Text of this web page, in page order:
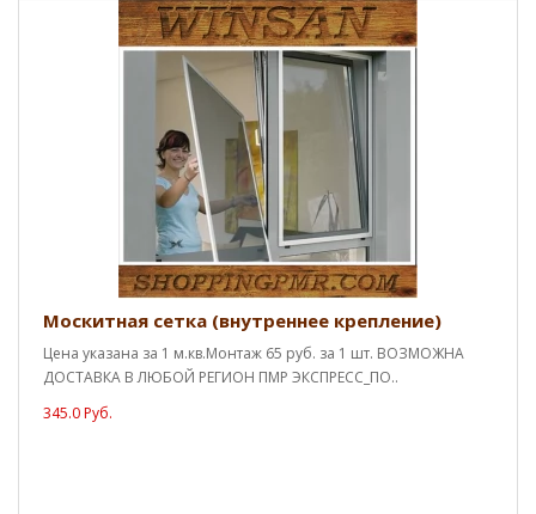
Москитная сетка (внутреннее крепление)
Цена указана за 1 м.кв.Монтаж 65 руб. за 1 шт. ВОЗМОЖНА
ДОСТАВКА В ЛЮБОЙ РЕГИОН ПМР ЭКСПРЕСС_ПО..
345.0 Руб.